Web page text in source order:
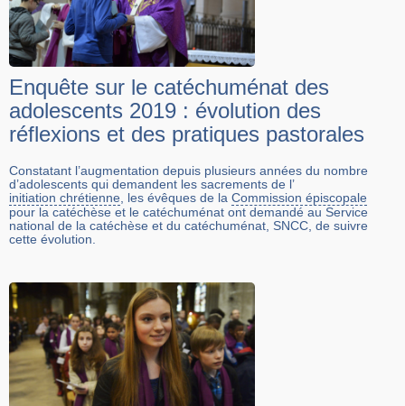
Enquête sur le catéchuménat des
adolescents 2019 : évolution des
réflexions et des pratiques pastorales
Constatant l’augmentation depuis plusieurs années du nombre
d’adolescents qui demandent les sacrements de l’
initiation chrétienne, les évêques de la Commission épiscopale
pour la catéchèse et le catéchuménat ont demandé au Service
national de la catéchèse et du catéchuménat, SNCC, de suivre
cette évolution.